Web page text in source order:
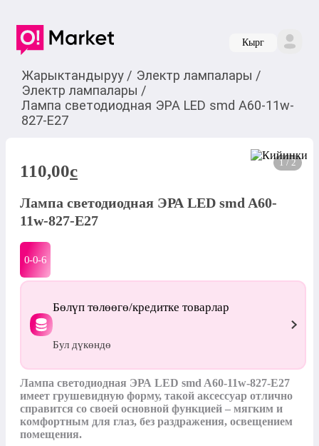
Кырг
Жарыктандыруу / Электр лампалары /
Электр лампалары /
Лампа светодиодная ЭРА LED smd A60-11w-
827-E27
1 / 2
110,00c
Лампа светодиодная ЭРА LED smd A60-
11w-827-E27
0-0-6
Бөлүп төлөөгө/кредитке товарлар
Бул дүкөндө
Лампа светодиодная ЭРА LED smd A60-11w-827-E27
имеет грушевидную форму, такой аксессуар отлично
справится со своей основной функцией – мягким и
комфортным для глаз, без раздражения, освещением
помещения.